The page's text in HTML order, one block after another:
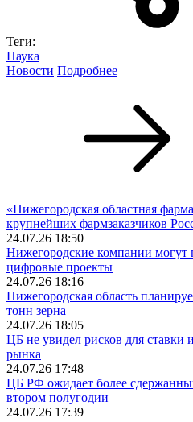
Теги:
Наука
Новости Подробнее
«Нижегородская областная
крупнейших фармзаказчиков
24.07.26 18:50
Нижегородские компании могут
цифровые проекты
24.07.26 18:16
Нижегородская область
тонн зерна
24.07.26 18:05
ЦБ не увидел рисков для ставки
рынка
24.07.26 17:48
ЦБ РФ ожидает более
втором полугодии
24.07.26 17:39